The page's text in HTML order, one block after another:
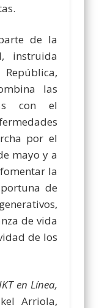
de la
instruida
las
con el
por el
mayo y a
la
de
de vida
de los
en Línea,
Arriola,